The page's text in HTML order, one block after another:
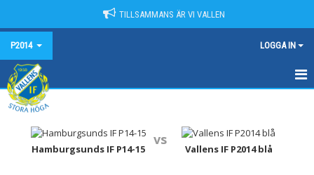
TILLSAMMANS ÄR VI VALLEN
P2014 LOGGA IN
HEM
NYHETER
Hamburgsunds IF P14-15
vs
Vallens IF P2014 blå